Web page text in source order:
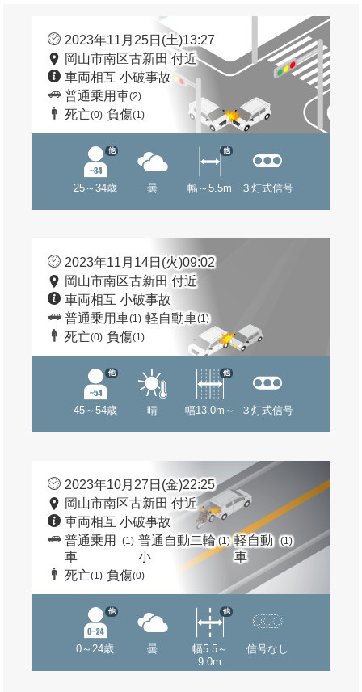
2023年11月25日(土)13:27
岡山市南区古新田 付近
車両相互 小破事故
普通乗用車(2)
死亡(0) 負傷(1)
25～34歳
他
曇 幅～5.5m
他
３灯式信号
2023年11月14日(火)09:02
岡山市南区古新田 付近
車両相互 小破事故
普通乗用車(1) 軽自動車(1)
死亡(0) 負傷(1)
45～54歳
他
晴 幅13.0m～
他
３灯式信号
2023年10月27日(金)22:25
岡山市南区古新田 付近
車両相互 小破事故
普通乗用
車
(1) 普通自動二輪
小
(1) 軽自動
車
(1)
死亡(1) 負傷(0)
0～24歳
他
曇
幅5.5～
9.0m
他
信号なし